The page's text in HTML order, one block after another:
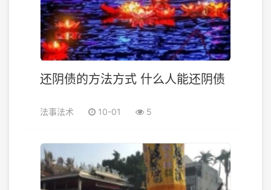
还阴债的方法方式 什么人能还阴债
法事法术 10-01 5